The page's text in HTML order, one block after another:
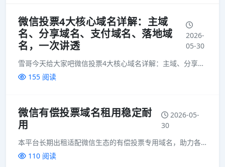
微信投票4大核心域名详解：主域
名、分享域名、支付域名、落地域
名，一次讲透
2026-
05-30
雪哥今天给大家吧微信投票4大核心域名详解：主域、分享域、支付域、落地域，一次讲透做过微信投票活动的小伙伴，大概率都遇到过这些难题：链接分享出去被拦截、投票页面打不开、支付报名报错、域名频繁被封、活动中...
155 阅读
微信有偿投票域名租用稳定耐
用
2026-05-
30
本平台长期出租适配微信生态的有偿投票专用域名，助力各类投票活动高效落地。 所有域名均经过严格检测，确保能稳定兼容微信环境，避免出现链接拦截、无法访问等问题，让投票活动在微信内顺畅传播，轻松触达目...
110 阅读